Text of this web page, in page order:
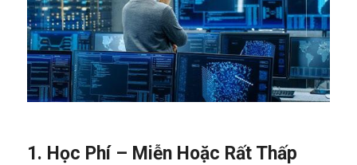
1. Học Phí – Miễn Hoặc Rất Thấp